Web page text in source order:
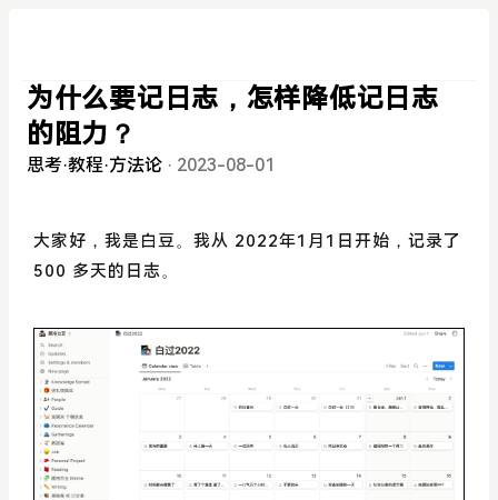
为什么要记日志，怎样降低记日志
的阻力？
思考·教程·方法论 · 2023-08-01
大家好，我是白豆。我从 2022年1月1日开始，记录了
500 多天的日志。